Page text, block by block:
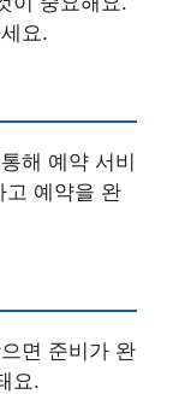
요.
해 예약 서비
고 예약을 완
면 준비가 완
요.